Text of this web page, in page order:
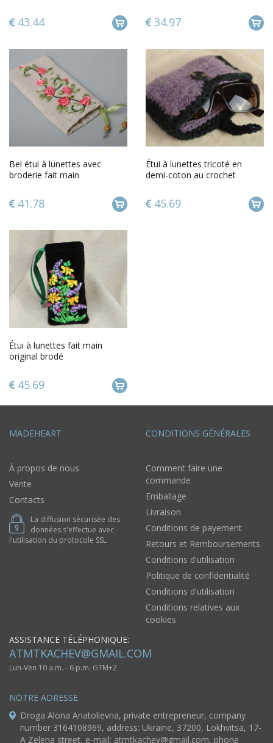
43.44 34.97
Bel étui à lunettes avec
broderie fait main
41.78
Étui à lunettes tricoté en
demi-coton au crochet
45.69
Étui à lunettes fait main
original brodé
45.69
MADEHEART
À propos de nous
Vente
Contacts
La diffusion sécurisée des
données s'effectue avec
l'utilisation du protocole SSL
CONDITIONS GÉNÉRALES
Comment faire une
commande
Emballage
Livraison
Conditions de payement
Retours et Remboursements
Conditions d'utilisation
Politique de confidentialité
Conditions d'utilisation
Conditions relatives aux
cookies
ASSISTANCE TÉLÉPHONIQUE:
ATMTKACHEV@GMAIL.COM
Lun-Ven 10 a.m. - 6 p.m. GTM+2
NOTRE ADRESSE
Droga Alona Anatolievna, private entrepreneur, company
number 3164108969, address: Ukraine, 37200, Lokhvitsa, 17-
A Zelena street, e-mail: atmtkachev@gmail.com, phone